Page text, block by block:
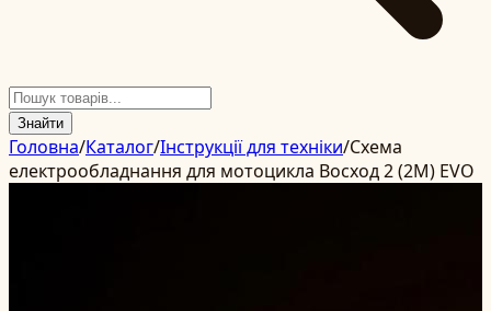
Знайти
Головна/Каталог/Інструкції для техніки/Схема
електрообладнання для мотоцикла Восход 2 (2М) EVO